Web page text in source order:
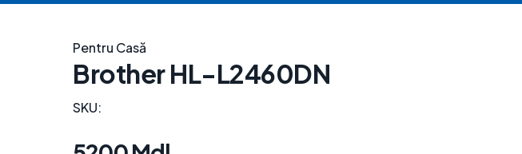
Pentru Casă
Brother HL-L2460DN
SKU: